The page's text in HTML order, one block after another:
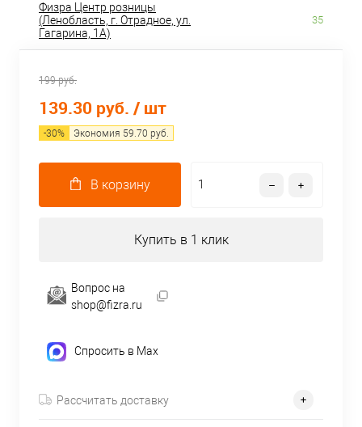
199 руб.
139.30 руб. / шт
-30% Экономия 59.70 руб.
В корзину
Купить в 1 клик
Вопрос на
shop@fizra.ru
Спросить в Max
Рассчитать доставку
Физра Центр розницы
(Ленобласть, г. Отрадное, ул.
Гагарина, 1А)
35